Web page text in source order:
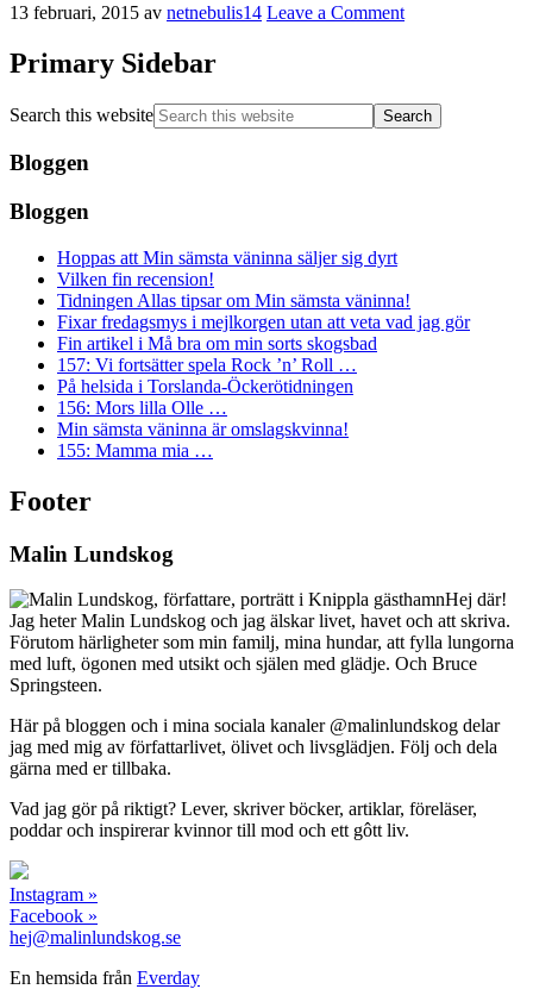
13 februari, 2015 av netnebulis14 Leave a Comment
Primary Sidebar
Search this website
Bloggen
Bloggen
Hoppas att Min sämsta väninna säljer sig dyrt
Vilken fin recension!
Tidningen Allas tipsar om Min sämsta väninna!
Fixar fredagsmys i mejlkorgen utan att veta vad jag gör
Fin artikel i Må bra om min sorts skogsbad
157: Vi fortsätter spela Rock ’n’ Roll …
På helsida i Torslanda-Öckerötidningen
156: Mors lilla Olle …
Min sämsta väninna är omslagskvinna!
155: Mamma mia …
Footer
Malin Lundskog
Hej där!
Jag heter Malin Lundskog och jag älskar livet, havet och att skriva.
Förutom härligheter som min familj, mina hundar, att fylla lungorna
med luft, ögonen med utsikt och själen med glädje. Och Bruce
Springsteen.
Här på bloggen och i mina sociala kanaler @malinlundskog delar
jag med mig av författarlivet, ölivet och livsglädjen. Följ och dela
gärna med er tillbaka.
Vad jag gör på riktigt? Lever, skriver böcker, artiklar, föreläser,
poddar och inspirerar kvinnor till mod och ett gôtt liv.
Instagram »
Facebook »
hej@malinlundskog.se
En hemsida från Everday